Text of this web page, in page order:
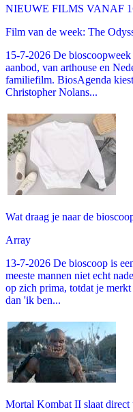
NIEUWE FILMS VANAF
Film van de week: The
15-7-2026 De
aanbod, van arthouse en
familiefilm. BiosAgenda
Christopher Nolans...
Wat draag je naar de
Array
13-7-2026 De bioscoop is
meeste mannen niet echt
op zich prima, totdat je
dan 'ik ben...
Mortal Kombat II slaat